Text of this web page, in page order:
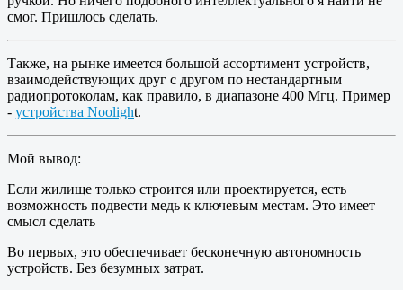
смог. Пришлось сделать.
Также, на рынке имеется большой ассортимент устройств,
взаимодействующих друг с другом по нестандартным
радиопротоколам, как правило, в диапазоне 400 Мгц. Пример
- устройства Noolight.
Мой вывод:
Если жилище только строится или проектируется, есть
возможность подвести медь к ключевым местам. Это имеет
смысл сделать
Во первых, это обеспечивает бесконечную автономность
устройств. Без безумных затрат.